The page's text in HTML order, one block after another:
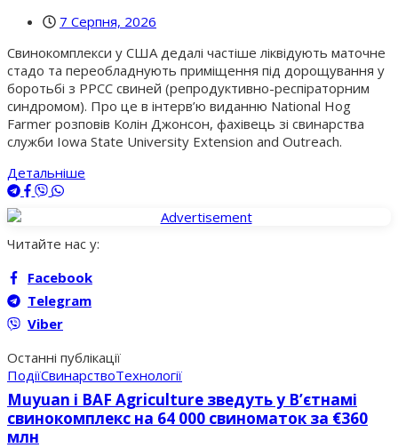
7 Серпня, 2026
Свинокомплекси у США дедалі частіше ліквідують маточне
стадо та переобладнують приміщення під дорощування у
боротьбі з РРСС свиней (репродуктивно-респіраторним
синдромом). Про це в інтерв’ю виданню National Hog
Farmer розповів Колін Джонсон, фахівець зі свинарства
служби Iowa State University Extension and Outreach.
Детальніше
Читайте нас у:
Facebook
Telegram
Viber
Останні публікації
ПодіїСвинарствоТехнології
Muyuan і BAF Agriculture зведуть у В’єтнамі
свинокомплекс на 64 000 свиноматок за €360
млн